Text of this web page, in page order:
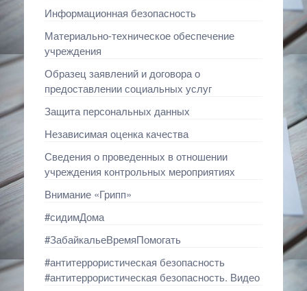
Информационная безопасность
Материально-техническое обеспечение
учреждения
Образец заявлений и договора о
предоставлении социальных услуг
Защита персональных данных
Независимая оценка качества
Сведения о проведенных в отношении
учреждения контрольных мероприятиях
Внимание «Грипп»
#сидимДома
#ЗабайкальеВремяПомогать
#антитеррористическая безопасность
#антитеррористическая безопасность. Видео